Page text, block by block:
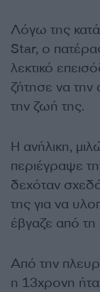
Λόγω της
Star, ο
λεκτικό
ζήτησε να
την ζωή της.
Η ανήλικη,
περιέγραψε
δεχόταν
της για να
έβγαζε από τη
Από την
η 13χρονη